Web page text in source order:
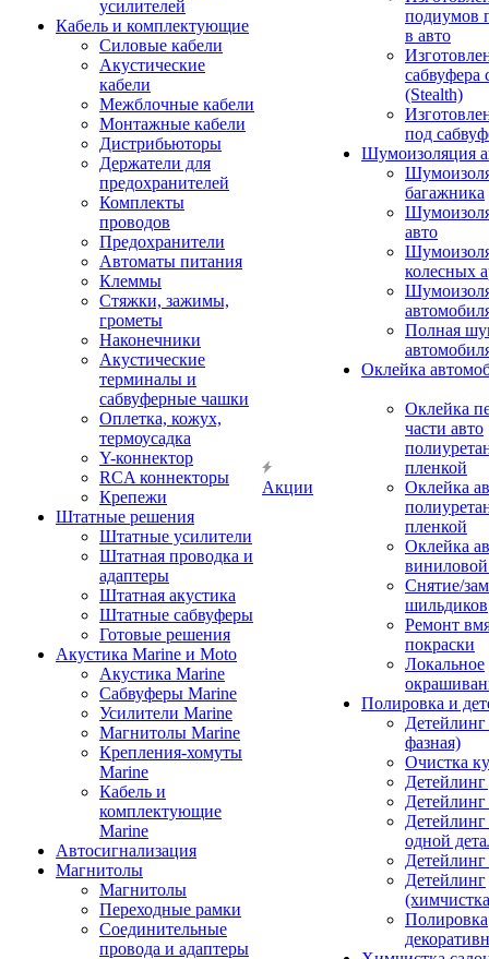
усилителей
Кабель и комплектующие
Силовые кабели
Акустические
кабели
Межблочные кабели
Монтажные кабели
Дистрибьюторы
Держатели для
предохранителей
Комплекты
проводов
Предохранители
Автоматы питания
Клеммы
Стяжки, зажимы,
грометы
Наконечники
Акустические
терминалы и
сабвуферные чашки
Оплетка, кожух,
термоусадка
Y-коннектор
RCA коннекторы
Крепежи
Штатные решения
Штатные усилители
Штатная проводка и
адаптеры
Штатная акустика
Штатные сабвуферы
Готовые решения
Акустика Marine и Moto
Акустика Marine
Сабвуферы Marine
Усилители Marine
Магнитолы Marine
Крепления-хомуты
Marine
Кабель и
комплектующие
Marine
Автосигнализация
Магнитолы
Магнитолы
Переходные рамки
Соединительные
провода и адаптеры
Акции
подиумов
в авто
сабвуфера
(Stealth)
под
Шумоизоляция
багажника
авто
колесных
Полная
Оклейка
Оклейка
части авто
пленкой
Оклейка
пленкой
Оклейка
Снятие/
шильдиков
Ремонт
покраски
Локальное
Полировка и
фазная)
Очистка
Детейлинг
одной
Детейлинг
Полировка